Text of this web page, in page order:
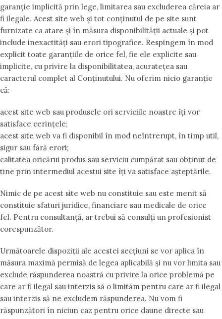
garanție implicită prin lege, limitarea sau excluderea căreia ar
fi ilegale. Acest site web și tot conținutul de pe site sunt
furnizate ca atare și în măsura disponibilității actuale și pot
include inexactități sau erori tipografice. Respingem în mod
explicit toate garanțiile de orice fel, fie ele explicite sau
implicite, cu privire la disponibilitatea, acuratețea sau
caracterul complet al Conținutului. Nu oferim nicio garanție
că:
acest site web sau produsele ori serviciile noastre îți vor
satisface cerințele;
acest site web va fi disponibil în mod neîntrerupt, în timp util,
sigur sau fără erori;
calitatea oricărui produs sau serviciu cumpărat sau obținut de
tine prin intermediul acestui site îți va satisface așteptările.
Nimic de pe acest site web nu constituie sau este menit să
constituie sfaturi juridice, financiare sau medicale de orice
fel. Pentru consultanță, ar trebui să consulți un profesionist
corespunzător.
Următoarele dispoziții ale acestei secțiuni se vor aplica în
măsura maximă permisă de legea aplicabilă și nu vor limita sau
exclude răspunderea noastră cu privire la orice problemă pe
care ar fi ilegal sau interzis să o limităm pentru care ar fi ilegal
sau interzis să ne excludem răspunderea. Nu vom fi
răspunzători în niciun caz pentru orice daune directe sau